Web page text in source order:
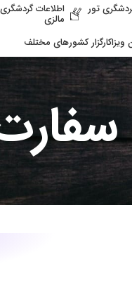
تور اطلاعات گردشگری
مالزی
کارگزار کشورهای مختلف